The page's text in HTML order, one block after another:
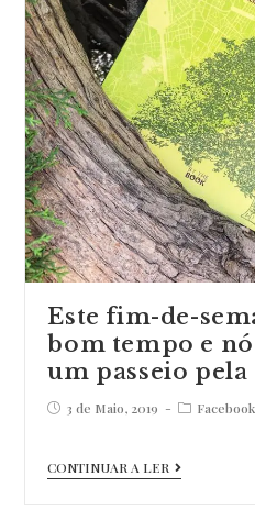
livro
“100
Anos
…
Este fim-de-
bom tempo e
um passeio pela
Post3 de Maio, 2019
PostFacebook
CONTINUAR A LER
Este